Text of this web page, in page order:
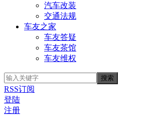
汽车改装
交通法规
车友之家
车友答疑
车友茶馆
车友维权
RSS订阅
登陆
注册